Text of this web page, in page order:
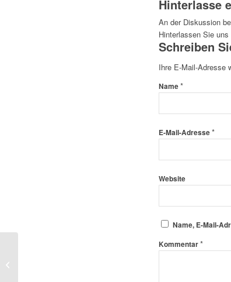
Hinterlasse
An der Diskussion
Hinterlassen Sie
Schreiben
Ihre E-Mail-Adresse
Name*
E-Mail-Adresse*
Website
Name, E-Mail-
Kommentar*